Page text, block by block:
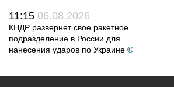
11:15 06.08.2026
КНДР развернет свое ракетное
подразделение в России для
нанесения ударов по Украине ©